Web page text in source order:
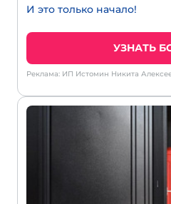
И это только начало!
УЗНАТЬ
Реклама: ИП Истомин Никита